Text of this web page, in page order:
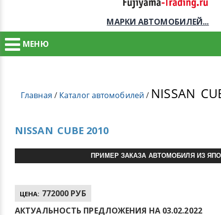
МАРКИ АВТОМОБИЛЕЙ...
МЕНЮ
Главная / Каталог автомобилей / NISSAN
NISSAN CUBE 2010
ПРИМЕР ЗАКАЗА АВТОМОБИЛЯ ИЗ
ЦЕНА: 772000 РУБ
АКТУАЛЬНОСТЬ ПРЕДЛОЖЕНИЯ НА 03.02.2022